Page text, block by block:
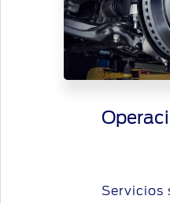
Servicios